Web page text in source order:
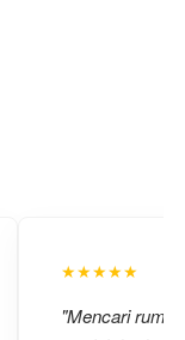
★★★★★
"Mencari